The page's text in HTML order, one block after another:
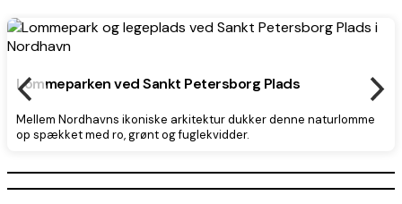
Lommeparken ved Sankt Petersborg Plads
Mellem Nordhavns ikoniske arkitektur dukker denne naturlomme
op spækket med ro, grønt og fuglekvidder.
OpenStreetMap Teamhosted byOpenStreetMap France